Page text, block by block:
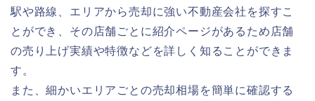
駅や路線、エリアから売却に強い不動産会社を探すこ
とができ、その店舗ごとに紹介ページがあるため店舗
の売り上げ実績や特徴などを詳しく知ることができま
す。
また、細かいエリアごとの売却相場を簡単に確認する